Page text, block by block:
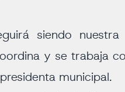
siendo nuestra
y se trabaja
municipal.